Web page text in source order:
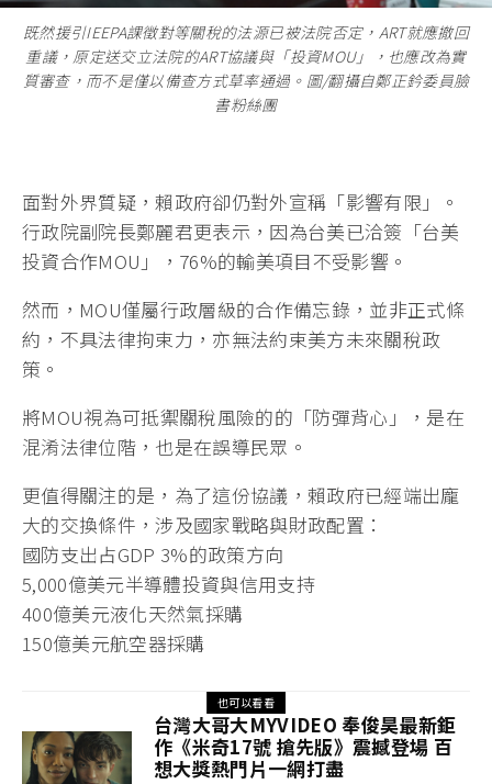
既然援引IEEPA課徵對等關稅的法源已被法院否定，ART就應撤回
重議，原定送交立法院的ART協議與「投資MOU」，也應改為實
質審查，而不是僅以備查方式草率通過。圖/翻攝自鄭正鈐委員臉
書粉絲團
面對外界質疑，賴政府卻仍對外宣稱「影響有限」。
行政院副院長鄭麗君更表示，因為台美已洽簽「台美
投資合作MOU」，76%的輸美項目不受影響。
然而，MOU僅屬行政層級的合作備忘錄，並非正式條
約，不具法律拘束力，亦無法約束美方未來關稅政
策。
將MOU視為可抵禦關稅風險的的「防彈背心」，是在
混淆法律位階，也是在誤導民眾。
更值得關注的是，為了這份協議，賴政府已經端出龐
大的交換條件，涉及國家戰略與財政配置：
國防支出占GDP 3%的政策方向
5,000億美元半導體投資與信用支持
400億美元液化天然氣採購
150億美元航空器採購
也可以看看
台灣大哥大MYVIDEO 奉俊昊最新鉅
作《米奇17號 搶先版》震撼登場 百
想大獎熱門片一網打盡